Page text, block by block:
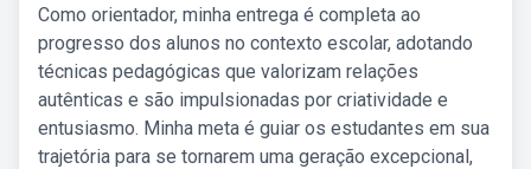
Como orientador, minha entrega é completa ao
progresso dos alunos no contexto escolar, adotando
técnicas pedagógicas que valorizam relações
autênticas e são impulsionadas por criatividade e
entusiasmo. Minha meta é guiar os estudantes em sua
trajetória para se tornarem uma geração excepcional,